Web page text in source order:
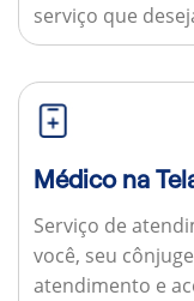
serviço que
Médico na
Serviço de
você, seu
atendimento e